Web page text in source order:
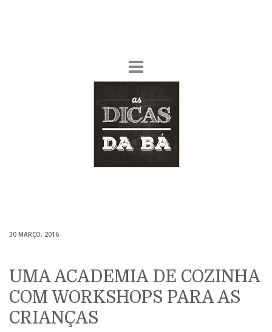
30 MARÇO, 2016
UMA ACADEMIA DE COZINHA
COM WORKSHOPS PARA AS
CRIANÇAS